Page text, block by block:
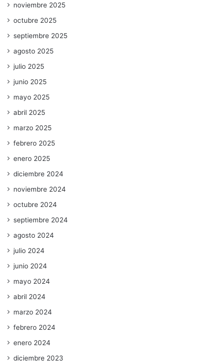
noviembre 2025
octubre 2025
septiembre 2025
agosto 2025
julio 2025
junio 2025
mayo 2025
abril 2025
marzo 2025
febrero 2025
enero 2025
diciembre 2024
noviembre 2024
octubre 2024
septiembre 2024
agosto 2024
julio 2024
junio 2024
mayo 2024
abril 2024
marzo 2024
febrero 2024
enero 2024
diciembre 2023